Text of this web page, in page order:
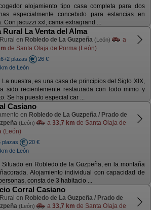
alojamiento tipo casa completa para dos
especialmente concebido para estancias en
Con jacuzzi xxl, cama extragrand ...
Rural La Venta del Alma
en Robledo de La Guzpeña (León)
a
de Santa Olaja de Porma (León)
plazas
26 €
de León
La nuestra, es una casa de principios del Siglo XIX,
sido recientemente restaurada con todo mimo y
Se ha puesto especial car ...
Casiano
en Robledo de La Guzpeña / Prado de
(León) a 33,7 km de Santa Olaja de
(León)
plazas
20 €
de León
Situado en Robledo de la Guzpeña, en la montaña
Alojamiento individual con capacidad de
consta de 3 habitacio ...
Corral Casiano
en Robledo de La Guzpeña / Prado de
(León) a 33,7 km de Santa Olaja de